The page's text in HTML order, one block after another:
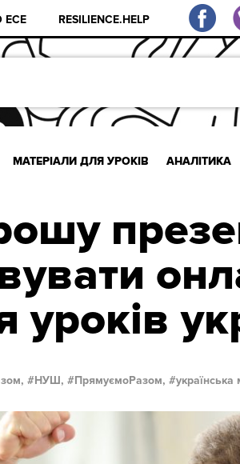
ЕСЕ RESILIENCE.HELP
МАТЕРІАЛИ ДЛЯ УРОКІВ АНАЛІТИКА
уроків
НУШ, ПрямуємоРазом, українська